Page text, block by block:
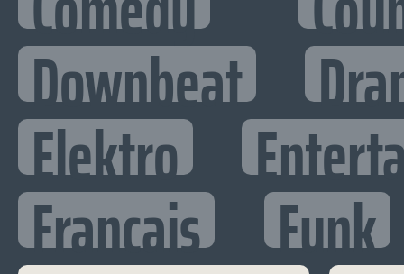
Downbeat
Elektro
Francais Funk